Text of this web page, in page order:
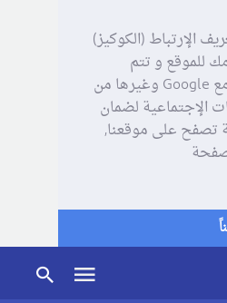
الإرتباط (الكوكيز)
للموقع و تتم
مشاركة بعض المعلومات مع Google وغيرها من
الإجتماعية لضمان
على موقعنا,